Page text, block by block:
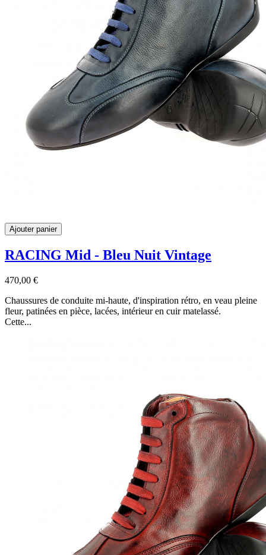
Ajouter panier
RACING Mid - Bleu Nuit Vintage
470,00 €
Chaussures de conduite mi-haute, d'inspiration rétro, en veau pleine
fleur, patinées en pièce, lacées, intérieur en cuir matelassé.
Cette...